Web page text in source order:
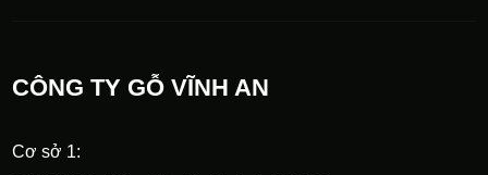
CÔNG TY GỖ VĨNH AN
Cơ sở 1: